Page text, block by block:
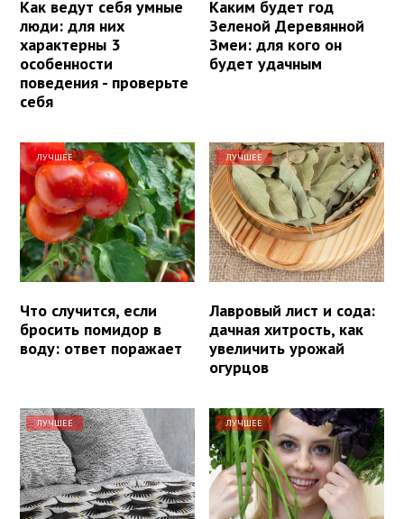
Как ведут себя умные
люди: для них
характерны 3
особенности
поведения - проверьте
себя
Каким будет год
Зеленой Деревянной
Змеи: для кого он
будет удачным
ЛУЧШЕЕ
Что случится, если
бросить помидор в
воду: ответ поражает
ЛУЧШЕЕ
Лавровый лист и сода:
дачная хитрость, как
увеличить урожай
огурцов
ЛУЧШЕЕ ЛУЧШЕЕ